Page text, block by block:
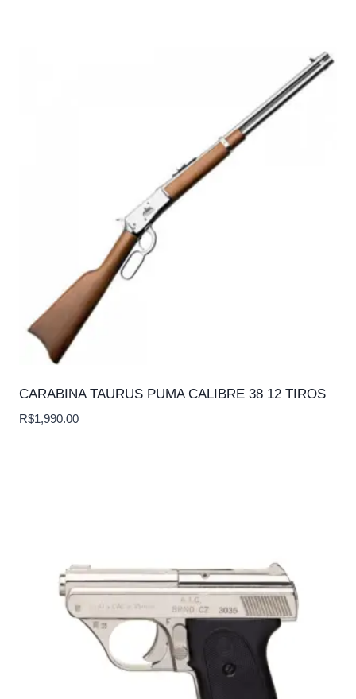
CARABINA TAURUS PUMA CALIBRE 38 12 TIROS
R$1,990.00